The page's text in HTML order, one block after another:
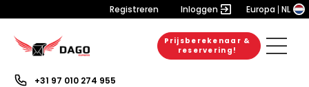
Registreren Inloggen Europa NL
Prijsberekenaar &
reservering!
+31 97 010 274 955